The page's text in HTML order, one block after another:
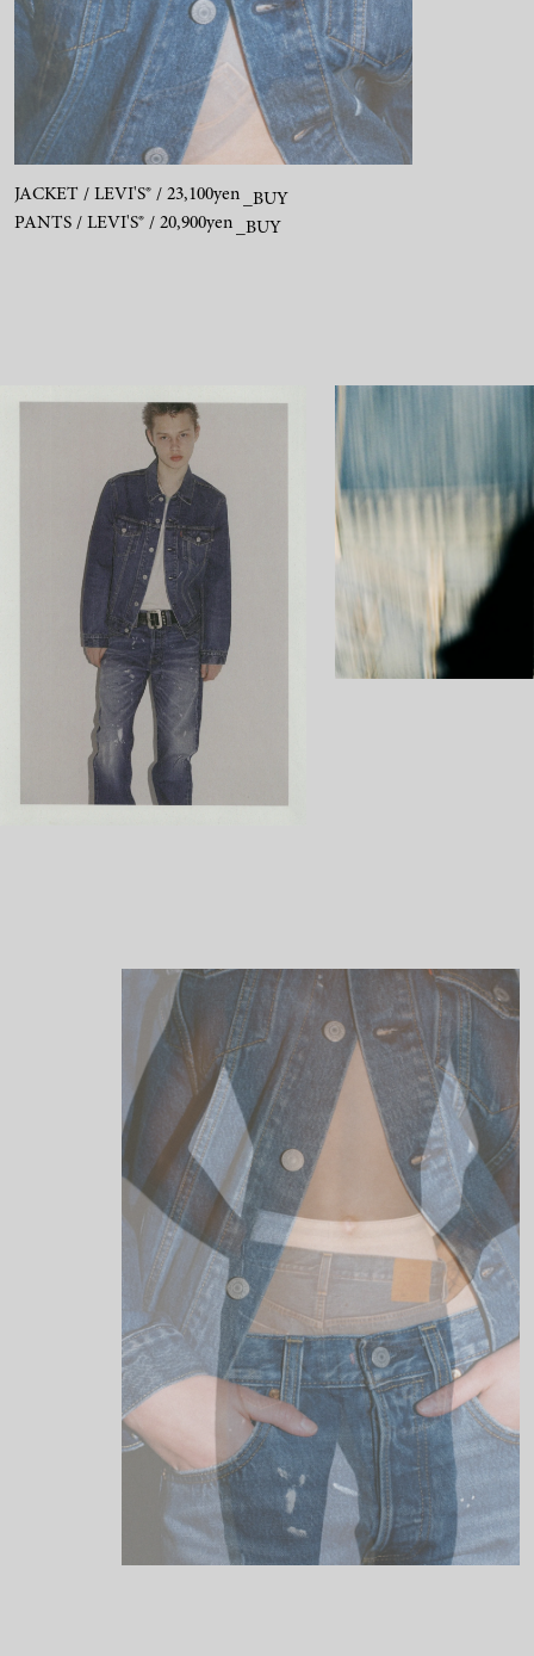
JACKET / LEVI'S® / 23,100yen
_BUY
PANTS / LEVI'S® / 20,900yen
_BUY